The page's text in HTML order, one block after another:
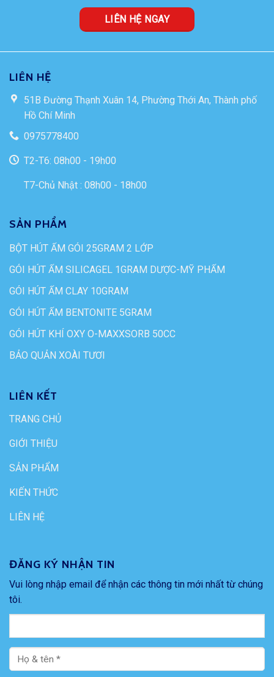
LIÊN HỆ NGAY
LIÊN HỆ
51B Đường Thạnh Xuân 14, Phường Thới An, Thành phố
Hồ Chí Minh
0975778400
T2-T6: 08h00 - 19h00
T7-Chủ Nhật : 08h00 - 18h00
SẢN PHẨM
BỘT HÚT ẨM GÓI 25GRAM 2 LỚP
GÓI HÚT ẨM SILICAGEL 1GRAM DƯỢC-MỸ PHẨM
GÓI HÚT ẨM CLAY 10GRAM
GÓI HÚT ẨM BENTONITE 5GRAM
GÓI HÚT KHÍ OXY O-MAXXSORB 50CC
BẢO QUẢN XOÀI TƯƠI
LIÊN KẾT
TRANG CHỦ
GIỚI THIỆU
SẢN PHẨM
KIẾN THỨC
LIÊN HỆ
ĐĂNG KÝ NHẬN TIN
Vui lòng nhập email để nhận các thông tin mới nhất từ chúng
tôi.